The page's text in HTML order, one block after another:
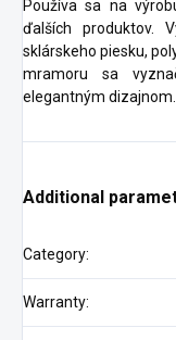
Používa sa na
ďalších produktov.
sklárskeho piesku,
mramoru sa
elegantným dizajnom.
Additional
Category:
Warranty: